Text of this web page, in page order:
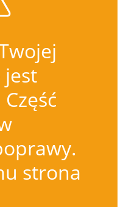
strona